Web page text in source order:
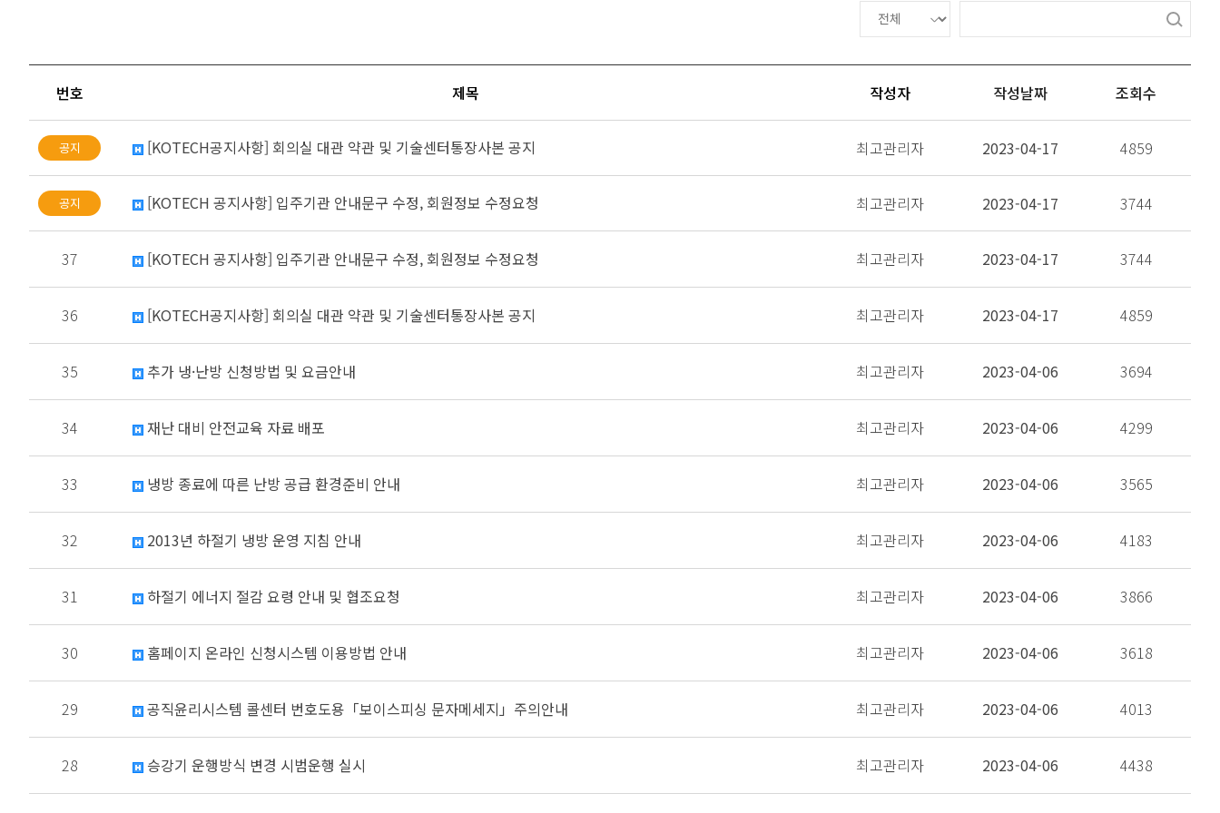
번호 제목 작성자 작성날짜 조회수
[KOTECH공지사항] 회의실 대관 약관 및 기술센터통장사본 공지 최고관리자 2023-04-17 4859
[KOTECH 공지사항] 입주기관 안내문구 수정, 회원정보 수정요청 최고관리자 2023-04-17 3744
37 [KOTECH 공지사항] 입주기관 안내문구 수정, 회원정보 수정요청 최고관리자 2023-04-17 3744
36 [KOTECH공지사항] 회의실 대관 약관 및 기술센터통장사본 공지 최고관리자 2023-04-17 4859
35 추가 냉·난방 신청방법 및 요금안내 최고관리자 2023-04-06 3694
34 재난 대비 안전교육 자료 배포 최고관리자 2023-04-06 4299
33 냉방 종료에 따른 난방 공급 환경준비 안내 최고관리자 2023-04-06 3565
32 2013년 하절기 냉방 운영 지침 안내 최고관리자 2023-04-06 4183
31 하절기 에너지 절감 요령 안내 및 협조요청 최고관리자 2023-04-06 3866
30 홈페이지 온라인 신청시스템 이용방법 안내 최고관리자 2023-04-06 3618
29 공직윤리시스템 콜센터 번호도용「보이스피싱 문자메세지」주의안내 최고관리자 2023-04-06 4013
28 승강기 운행방식 변경 시범운행 실시 최고관리자 2023-04-06 4438